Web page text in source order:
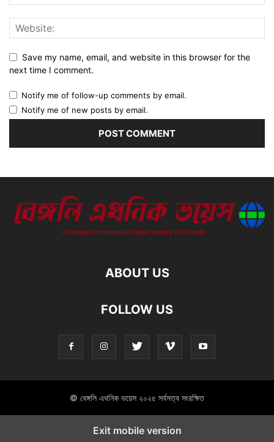
Save my name, email, and website in this browser for the
next time I comment.
Notify me of follow-up comments by email.
Notify me of new posts by email.
ABOUT US
FOLLOW US
© বেঙ্গলি এথনিক ভয়েস ২০২৫ সর্বসত্ব সংরক্ষিত
Exit mobile version